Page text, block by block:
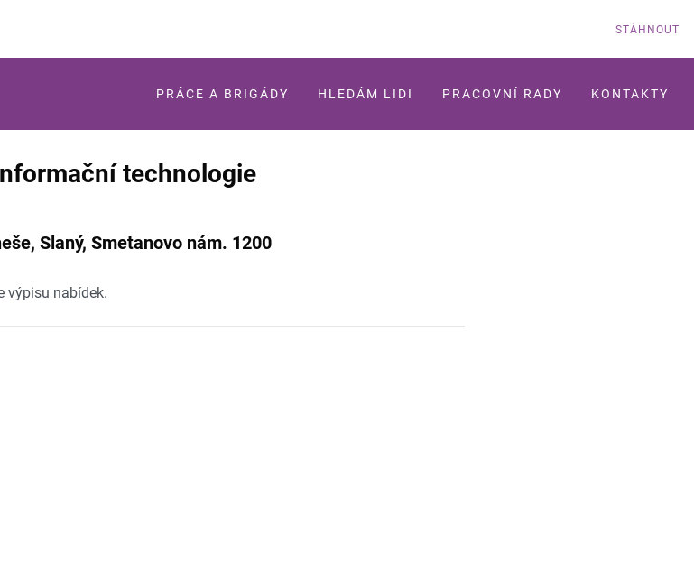
STÁHNOUT
PRÁCE A BRIGÁDY HLEDÁM LIDI PRACOVNÍ RADY KONTAKTY
technologie
Slaný, Smetanovo nám. 1200
výpisu nabídek.